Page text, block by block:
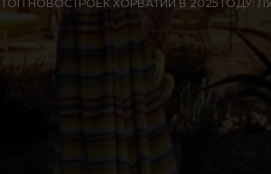
ТОП НОВОСТРОЕК ХОРВАТИИ В 2025 ГОДУ: